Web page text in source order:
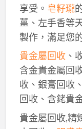
享受。 皂籽瓏
薑、左手香等
製作，滿足您
貴金屬回收、
含金貴金屬回
收、銀膏回收
回收、含銠貴
貴金屬回收,精